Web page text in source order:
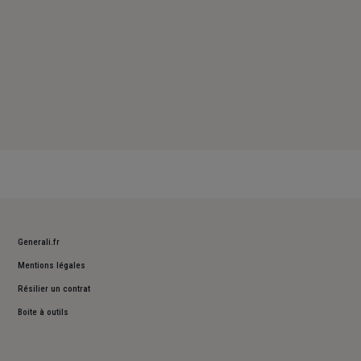
Generali.fr
Mentions légales
Résilier un contrat
Boite à outils